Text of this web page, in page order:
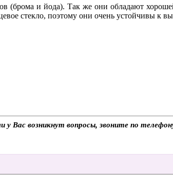
(брома и йода). Так же они обладают
стекло, поэтому они очень устойчивы к
у Вас возникнут вопросы, звоните по